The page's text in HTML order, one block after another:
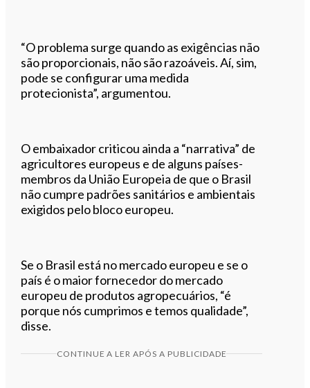
“O problema surge quando as exigências não
são proporcionais, não são razoáveis. Aí, sim,
pode se configurar uma medida
protecionista”, argumentou.
O embaixador criticou ainda a “narrativa” de
agricultores europeus e de alguns países-
membros da União Europeia de que o Brasil
não cumpre padrões sanitários e ambientais
exigidos pelo bloco europeu.
Se o Brasil está no mercado europeu e se o
país é o maior fornecedor do mercado
europeu de produtos agropecuários, “é
porque nós cumprimos e temos qualidade”,
disse.
CONTINUE A LER APÓS A PUBLICIDADE